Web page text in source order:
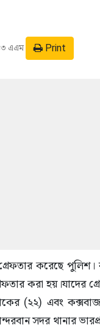
এএম Print
করেছে
করা হয়।যাদের
(২২) এবং
সদর থানার